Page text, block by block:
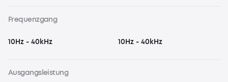
Frequenzgang
10Hz - 40kHz 10Hz - 40kHz
Ausgangsleistung